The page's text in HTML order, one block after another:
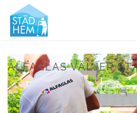
ALFAGLAS VÄLJER